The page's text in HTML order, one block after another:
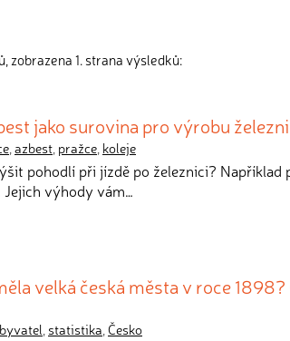
zobrazena 1. strana výsledků:
jako surovina pro výrobu
,azbest, pražce, koleje
pohodlí při jízdě po železnici?
výhody vám…
velká česká města v roce 1898?
, statistika,Česko